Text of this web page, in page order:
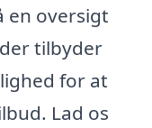
en oversigt
tilbyder
for at
Lad os